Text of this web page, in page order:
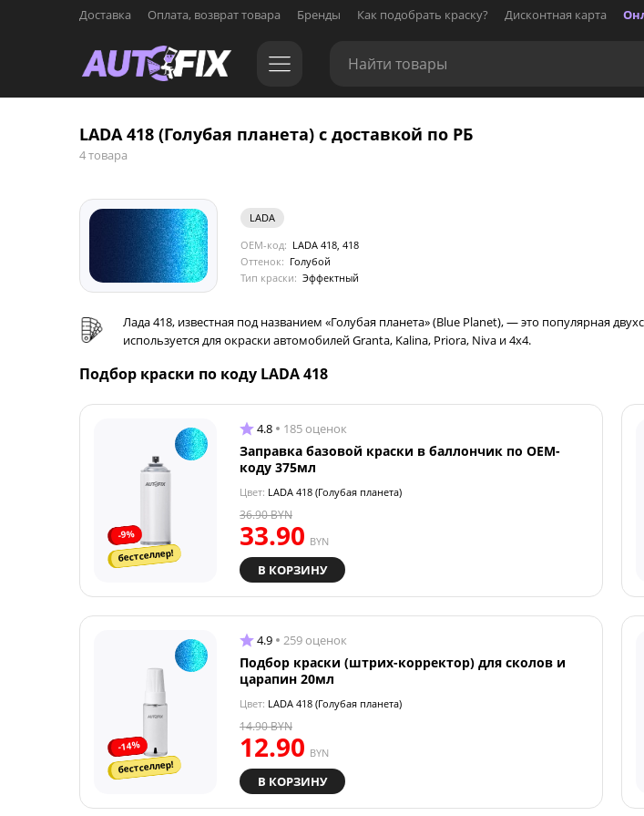
Доставка Оплата, возврат товара Бренды Как подобрать краску? Дисконтная карта
LADA 418 (Голубая планета) с доставкой по РБ
4 товара
LADA
OEM-код: LADA 418, 418
Оттенок: Голубой
Тип краски: Эффектный
Лада 418, известная под названием «Голубая планета» (Blue Planet), — это популярная
используется для окраски автомобилей Granta, Kalina, Priora, Niva и 4x4.
Подбор краски по коду LADA 418
-9%
бестселлер!
4.8 185 оценок
Заправка базовой краски в баллончик по OEM-
коду 375мл
Цвет: LADA 418 (Голубая планета)
33.90 BYN
36.90BYN
В КОРЗИНУ
-14%
бестселлер!
4.9 259 оценок
Подбор краски (штрих-корректор) для сколов и
царапин 20мл
Цвет: LADA 418 (Голубая планета)
12.90 BYN
14.90BYN
В КОРЗИНУ